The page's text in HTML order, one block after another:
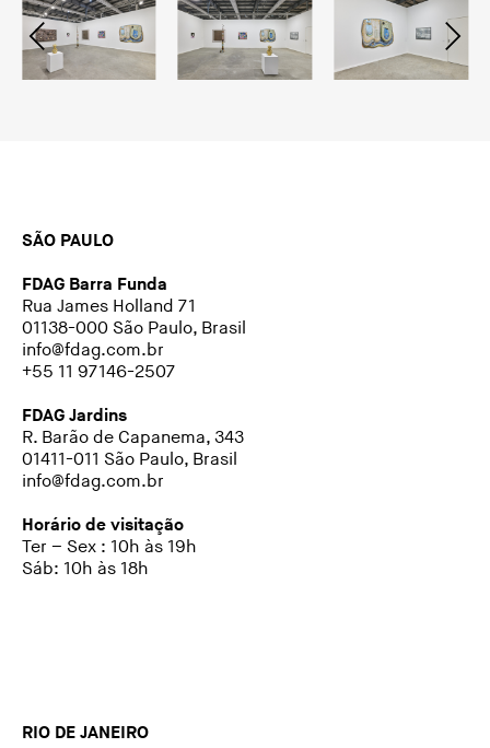
SÃO PAULO
FDAG Barra Funda
Rua James Holland 71
01138-000 São Paulo, Brasil
info@fdag.com.br
+55 11 97146-2507
FDAG Jardins
R. Barão de Capanema, 343
01411-011 São Paulo, Brasil
info@fdag.com.br
Horário de visitação
Ter – Sex : 10h às 19h
Sáb: 10h às 18h
RIO DE JANEIRO